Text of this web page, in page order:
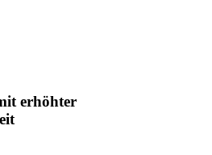
erhöhter